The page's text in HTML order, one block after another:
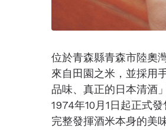
位於青森縣青森市陸奧
來自田園之米，並採用
品味、真正的日本清酒
1974年10月1日起正式
完整發揮酒米本身的美